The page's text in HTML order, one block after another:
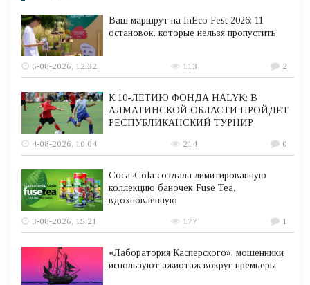
Ваш маршрут на InEco Fest 2026: 11
остановок, которые нельзя пропустить
6-08-2026, 12:32 113 2
К 10-ЛЕТИЮ ФОНДА HALYK: В
АЛМАТИНСКОЙ ОБЛАСТИ ПРОЙДЕТ
РЕСПУБЛИКАНСКИЙ ТУРНИР
4-08-2026, 10:04
214 0
Coca-Cola создала лимитированную
коллекцию баночек Fuse Tea,
вдохновленную
3-08-2026, 15:21
177 1
«Лаборатория Касперского»: мошенники
используют ажиотаж вокруг премьеры